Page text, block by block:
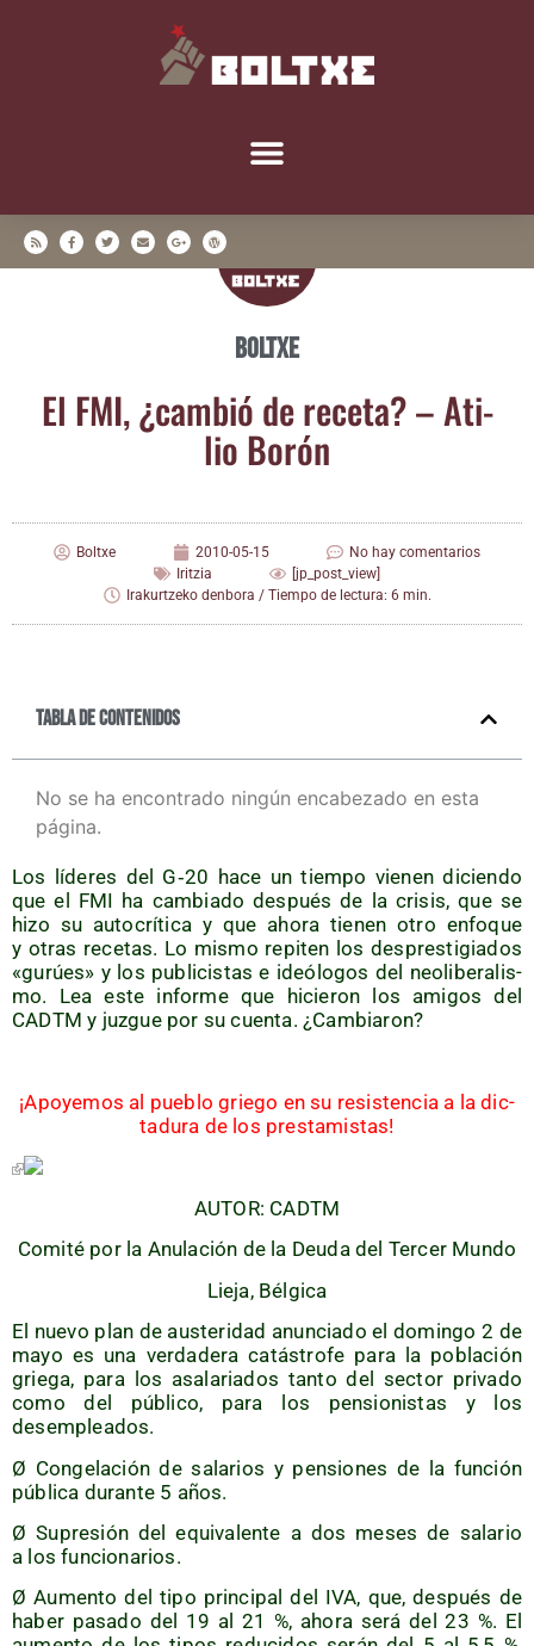
Boltxe
El FMI, ¿cam­bió de rece­ta? – Ati­
lio Borón
Boltxe 2010-05-15
No hay comentarios
Iritzia
[jp_post_view]
Irakurtzeko denbora / Tiempo de lectura: 6 min.
Tabla de contenidos
No se ha encontrado ningún encabezado en esta
página.
Los líde­res del G‑20 hace un tiem­po vie­nen dicien­do
que el FMI ha cam­bia­do des­pués de la cri­sis, que se
hizo su auto­crí­ti­ca y que aho­ra tie­nen otro enfo­que
y otras rece­tas. Lo mis­mo repi­ten los des­pres­ti­gia­dos
«gurúes» y los publi­cis­tas e ideó­lo­gos del neo­li­be­ra­lis­
mo. Lea este infor­me que hicie­ron los ami­gos del
CADTM y juz­gue por su cuen­ta. ¿Cam­bia­ron?
¡Apo­ye­mos al pue­blo grie­go en su resis­ten­cia a la dic­
ta­du­ra de los prestamistas!
AUTOR: CADTM
Comi­té por la Anu­la­ción de la Deu­da del Ter­cer Mundo
Lie­ja, Bélgica
El nue­vo plan de aus­te­ri­dad anun­cia­do el domin­go 2 de
mayo es una ver­da­de­ra catás­tro­fe para la pobla­ción
grie­ga, para los asa­la­ria­dos tan­to del sec­tor pri­va­do
como del públi­co, para los pen­sio­nis­tas y los
desempleados.
Ø Con­ge­la­ción de sala­rios y pen­sio­nes de la fun­ción
públi­ca duran­te 5 años.
Ø Supre­sión del equi­va­len­te a dos meses de sala­rio
a los funcionarios.
Ø Aumen­to del tipo prin­ci­pal del IVA, que, des­pués de
haber pasa­do del 19 al 21 %, aho­ra será del 23 %. El